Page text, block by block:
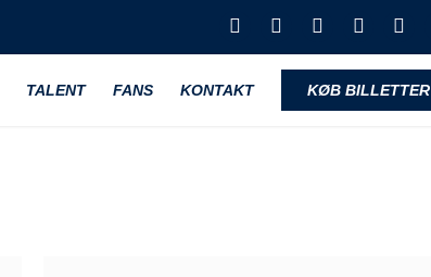
TALENT FANS KONTAKT KØB BILLETTER